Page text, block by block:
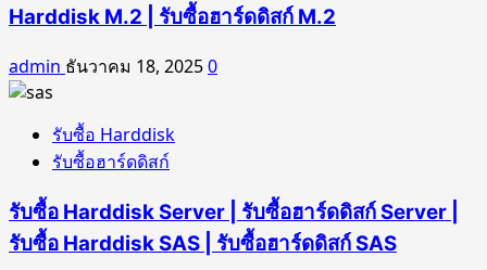
Harddisk M.2 | รับซื้อฮาร์ดดิสก์ M.2
admin ธันวาคม 18, 20250
รับซื้อ Harddisk
รับซื้อฮาร์ดดิสก์
รับซื้อ Harddisk Server | รับซื้อฮาร์ดดิสก์ Server |
รับซื้อ Harddisk SAS | รับซื้อฮาร์ดดิสก์ SAS